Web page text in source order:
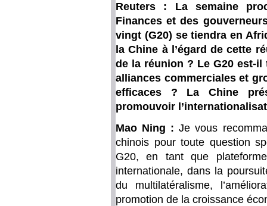
Reuters : La semaine
Finances et des
vingt (G20) se tiendra en
la Chine à l’égard de cette
de la réunion ? Le G20 est-
alliances commerciales et
efficaces ? La Chine
promouvoir
Mao Ning :Je vous
chinois pour toute question
G20, en tant que
internationale, dans la
du multilatéralisme,
promotion de la croissance